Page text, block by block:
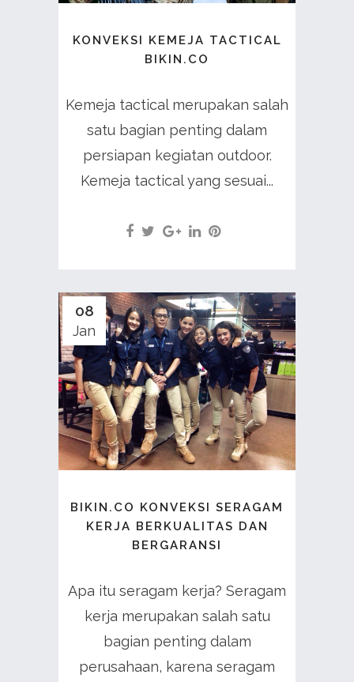
KONVEKSI KEMEJA TACTICAL
BIKIN.CO
Kemeja tactical merupakan salah
satu bagian penting dalam
persiapan kegiatan outdoor.
Kemeja tactical yang sesuai...
08
Jan
BIKIN.CO KONVEKSI SERAGAM
KERJA BERKUALITAS DAN
BERGARANSI
Apa itu seragam kerja? Seragam
kerja merupakan salah satu
bagian penting dalam
perusahaan, karena seragam